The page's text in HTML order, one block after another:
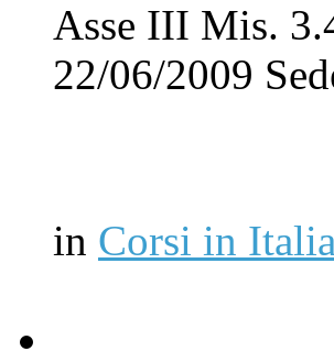
Asse III Mis.
22/06/2009
in Corsi in Italia